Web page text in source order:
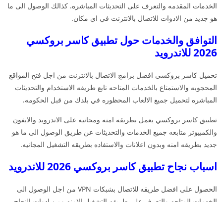
الخدمات المقدمه والتعرف على التحديثات المباشره. كذالك الوصول الى ما
هو جديد من الادوات للاتصال بالانترنت في اي مكان.
التوافق والخدمات حول تطبيق كاسر بروكسي
2026 للاندرويد
تحميل كاسر بروكسي افضل برامج الاتصال بالانترنت من اجل فتح المواقع
المحجوبه والاستمتاع بالخدمات المتاحه تابع طريقه الاستخدام والتحديثات
المباشره لتحميل جميع الالعاب المحظوره في بلدك من قبل الحكومه.
تطبيق كاسر بروكسي يعمل بطريقه امنه ومجانيه على الاندرويد والايفون
والكمبيوتر متابعه جميع الخدمات والتحديثات عن طريق الوصول الى ما هو
جديد بطريقه امنه وبدون اعلانات والاستفاده بطريقه التشغيل المجانيه.
اسباب نجاح تطبيق كاسر بروكسي 2026 للاندرويد
الحصول على افضل طريقه للاتصال بشبكات VPN من اجل الوصول الى